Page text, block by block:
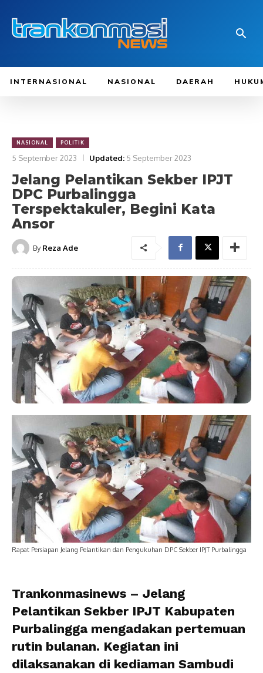
INTERNASIONAL NASIONAL DAERAH
NASIONAL POLITIK
5 September 2023 Updated: 5 September 2023
Jelang Pelantikan Sekber IPJT
DPC Purbalingga
Terspektakuler, Begini Kata
Ansor
By Reza Ade
Rapat Persiapan Jelang Pelantikan dan Pengukuhan DPC Sekber IPJT Purbalingga
Trankonmasinews – Jelang
Pelantikan Sekber IPJT Kabupaten
Purbalingga mengadakan pertemuan
rutin bulanan. Kegiatan ini
dilaksanakan di kediaman Sambudi